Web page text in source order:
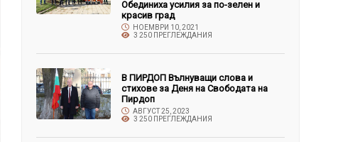
Обединиха усилия за по-зелен и
красив град
НОЕМВРИ 10, 2021
3 250 ПРЕГЛЕЖДАНИЯ
В ПИРДОП Вълнуващи слова и
стихове за Деня на Свободата на
Пирдоп
АВГУСТ 25, 2023
3 250 ПРЕГЛЕЖДАНИЯ